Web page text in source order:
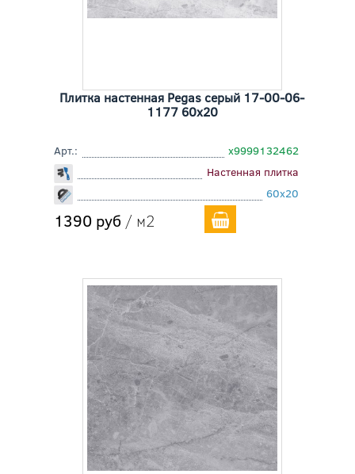
Плитка настенная Pegas серый 17-00-06-
1177 60x20
Арт.:
х9999132462
Настенная плитка
60x20
1390 руб / м2